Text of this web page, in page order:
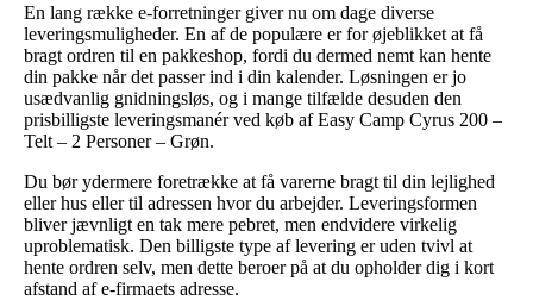
En lang række e-forretninger giver nu om dage diverse
leveringsmuligheder. En af de populære er for øjeblikket at få
bragt ordren til en pakkeshop, fordi du dermed nemt kan hente
din pakke når det passer ind i din kalender. Løsningen er jo
usædvanlig gnidningsløs, og i mange tilfælde desuden den
prisbilligste leveringsmanér ved køb af Easy Camp Cyrus 200 –
Telt – 2 Personer – Grøn.
Du bør ydermere foretrække at få varerne bragt til din lejlighed
eller hus eller til adressen hvor du arbejder. Leveringsformen
bliver jævnligt en tak mere pebret, men endvidere virkelig
uproblematisk. Den billigste type af levering er uden tvivl at
hente ordren selv, men dette beroer på at du opholder dig i kort
afstand af e-firmaets adresse.